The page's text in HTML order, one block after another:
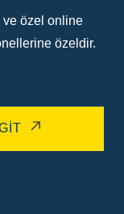
ve özel online
özeldir.